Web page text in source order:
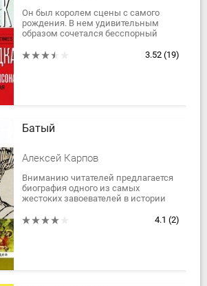
Он был королем сцены с самого
рождения. В нем удивительным
образом сочетался бесспорный
шоумена. Но всю свою недолгую, но
3.52 (19)
Батый
Алексей Карпов
Вниманию читателей предлагается
биография одного из самых
жестоких завоевателей в истории
разорителя Руси и создателя
4.1 (2)